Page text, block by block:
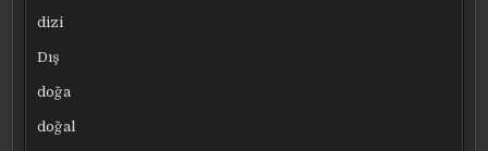
dizi
Dış
doğa
doğal